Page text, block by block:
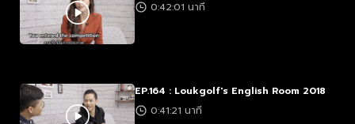
0:42:01 นาที
EP.164 : Loukgolf's English Room 2018
0:41:21 นาที